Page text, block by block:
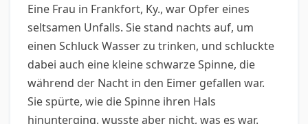
Eine Frau in Frankfort, Ky., war Opfer eines
seltsamen Unfalls. Sie stand nachts auf, um
einen Schluck Wasser zu trinken, und schluckte
dabei auch eine kleine schwarze Spinne, die
während der Nacht in den Eimer gefallen war.
Sie spürte, wie die Spinne ihren Hals
hinunterging, wusste aber nicht, was es war.